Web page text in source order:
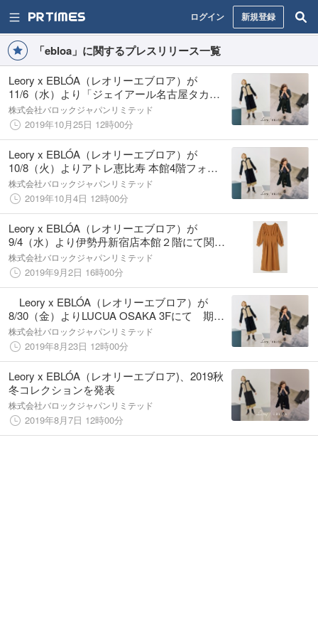
ログイン 新規登録
「ebloa」に関するプレスリリース一覧
Leory x EBLÓA（レオリーエブロア）が
11/6（水）より「ジェイアール名古屋タカシ
マヤ5階イベントスポット」にて期間限定
POP UP SHOPがオープン！
株式会社バロックジャパンリミテッド
2019年10月25日 12時00分
Leory x EBLÓA（レオリーエブロア）が
10/8（火）よりアトレ恵比寿 本館4階フォン
テーヌテラスにて期間限定POP UP SHOPが
オープン！
株式会社バロックジャパンリミテッド
2019年10月4日 12時00分
Leory x EBLÓA（レオリーエブロア）が
9/4（水）より伊勢丹新宿店本館２階にて関東
圏内初の期間限定POP UP SHOPがオープ
ン！
株式会社バロックジャパンリミテッド
2019年9月2日 16時00分
Leory x EBLÓA（レオリーエブロア）が
8/30（金）よりLUCUA OSAKA 3Fにて 期間
限定POP UP STOREがオープン！
株式会社バロックジャパンリミテッド
2019年8月23日 12時00分
Leory x EBLÓA（レオリーエブロア)、2019秋
冬コレクションを発表
株式会社バロックジャパンリミテッド
2019年8月7日 12時00分